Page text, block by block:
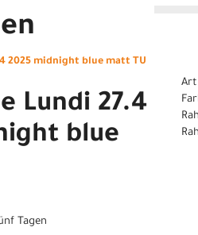
2025 midnight blue matt TU
Lundi 27.4
blue
Tagen